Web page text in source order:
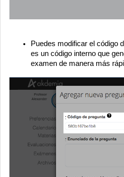
Puedes modificar el código
es un código interno que
examen de manera más